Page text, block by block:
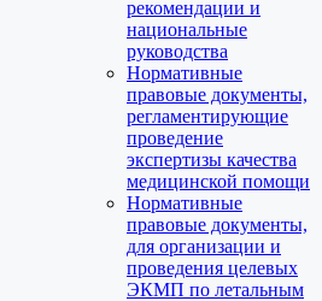
рекомендации и
национальные
руководства
Нормативные
правовые документы,
регламентирующие
проведение
экспертизы качества
медицинской помощи
Нормативные
правовые документы,
для организации и
проведения целевых
ЭКМП по летальным